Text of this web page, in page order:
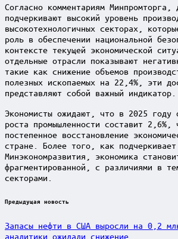
Согласно комментариям Минпромторга,
подчеркивают высокий уровень
высокотехнологичных секторах,
роль в обеспечении национальной
контексте текущей экономической
отдельные отрасли показывают
такие как снижение объемов
полезных ископаемых на 22,4%, эти
представляют собой важный индикатор.
Экономисты ожидают, что в 2025 году
роста промышленности составит 2,6%,
постепенное восстановление
стране. Более того, как подчеркивает
Минэкономразвития, экономика
фрагментированной, с различиями в
секторами.
Post
Предыдущая новость
Запасы нефти в США выросли на 0,2
аналитики ожидали снижение